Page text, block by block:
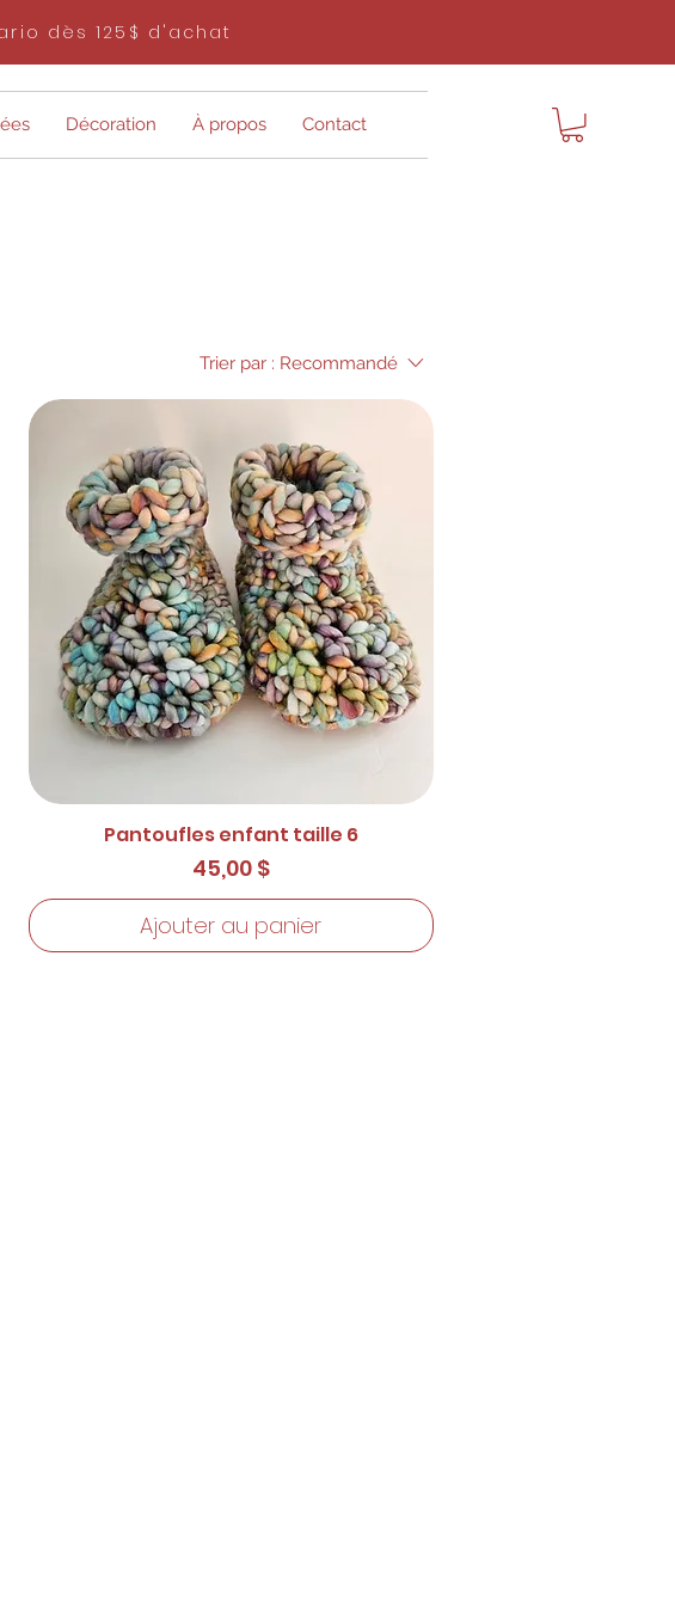
dès 125$ d'achat
Décoration À propos Contact
Trier par : Recommandé
Pantoufles enfant taille 6
Prix
45,00 $
Ajouter au panier